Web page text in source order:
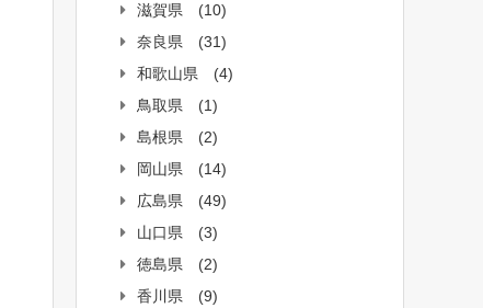
滋賀県
(10)
奈良県
(31)
和歌山県
(4)
鳥取県
(1)
島根県
(2)
岡山県
(14)
広島県
(49)
山口県
(3)
徳島県
(2)
香川県
(9)